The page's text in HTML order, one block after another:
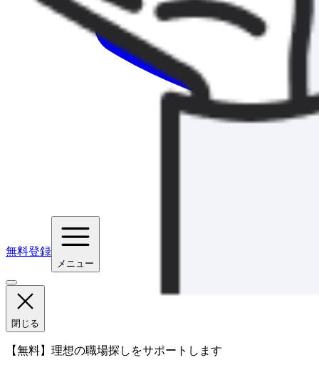
無料登録
メニュー
閉じる
【無料】理想の職場探しをサポートします